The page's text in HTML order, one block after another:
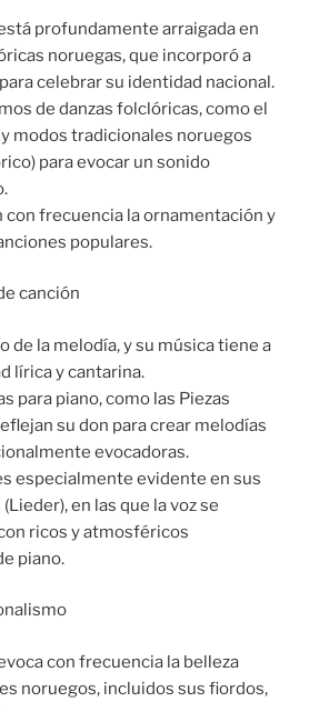
profundamente arraigada en
noruegas, que incorporó a
celebrar su identidad nacional.
de danzas folclóricas, como el
modos tradicionales noruegos
para evocar un sonido
con frecuencia la ornamentación y
populares.
canción
de la melodía, y su música tiene a
lírica y cantarina.
para piano, como las Piezas
su don para crear melodías
evocadoras.
especialmente evidente en sus
en las que la voz se
ricos y atmosféricos
piano.
con frecuencia la belleza
noruegos, incluidos sus fiordos,